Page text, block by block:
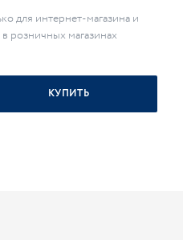
для интернет-магазина и
розничных магазинах
КУПИТЬ